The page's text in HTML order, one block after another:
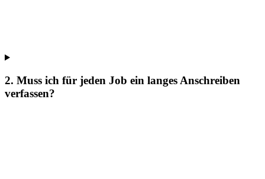
2. Muss ich für jeden Job ein langes Anschreiben
verfassen?